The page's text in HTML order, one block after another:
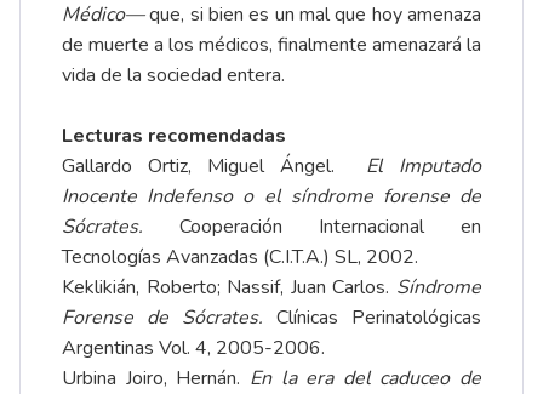
Médico—que, si bien es un mal que hoy amenaza
de muerte a los médicos, finalmente amenazará la
vida de la sociedad entera.
Lecturas recomendadas
Gallardo Ortiz, Miguel Ángel. El Imputado
Inocente Indefenso o el síndrome forense de
Sócrates. Cooperación Internacional en
Tecnologías Avanzadas (C.I.T.A.) SL, 2002.
Keklikián, Roberto; Nassif, Juan Carlos. Síndrome
Forense de Sócrates. Clínicas Perinatológicas
Argentinas Vol. 4, 2005-2006.
Urbina Joiro, Hernán. En la era del caduceo de